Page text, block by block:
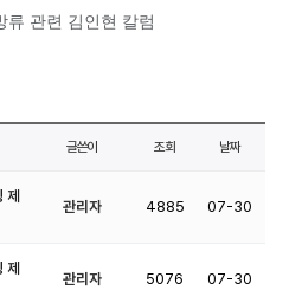
류 관련 김인현 칼럼
글쓴이 조회 날짜
제
관리자 4885 07-30
제
관리자 5076 07-30